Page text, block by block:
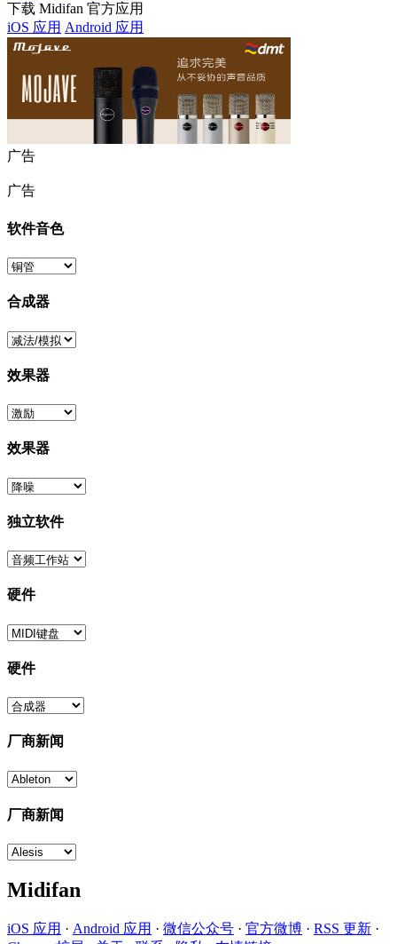
下载 Midifan 官方应用
iOS 应用 Android 应用
广告
广告
软件音色
合成器
效果器
效果器
独立软件
硬件
硬件
厂商新闻
厂商新闻
Midifan
iOS 应用 · Android 应用 · 微信公众号 · 官方微博 · RSS 更新 ·